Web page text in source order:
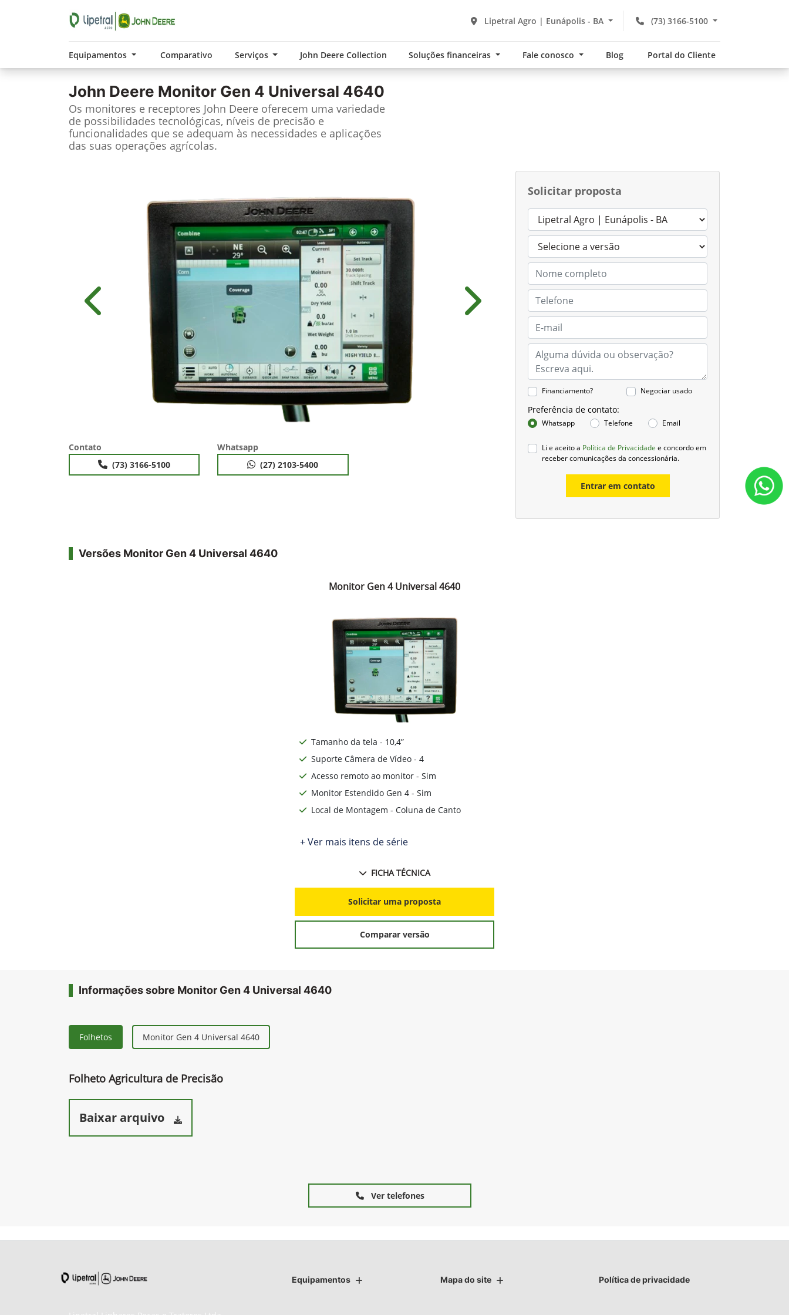
(73) 3166-5100
Lipetral Agro | Eunápolis - BA
Equipamentos Comparativo Serviços John Deere Collection Soluções financeiras Fale conosco Blog Portal do Cliente
John Deere Monitor Gen 4 Universal 4640
Os monitores e receptores John Deere oferecem uma variedade
de possibilidades tecnológicas, níveis de precisão e
funcionalidades que se adequam às necessidades e aplicações
das suas operações agrícolas.
Solicitar proposta
Financiamento? Negociar usado
Preferência de contato:
Whatsapp Telefone Email
Li e aceito a Política de Privacidade e concordo em
receber comunicações da concessionária.
Entrar em contato
Anterior Próximo
Contato
(73) 3166-5100
Whatsapp
(27) 2103-5400
Versões Monitor Gen 4 Universal 4640
Monitor Gen 4 Universal 4640
Tamanho da tela - 10,4”
Suporte Câmera de Vídeo - 4
Acesso remoto ao monitor - Sim
Monitor Estendido Gen 4 - Sim
Local de Montagem - Coluna de Canto
+ Ver mais itens de série
FICHA TÉCNICA
Solicitar uma proposta
Comparar versão
Informações sobre Monitor Gen 4 Universal 4640
Folhetos Monitor Gen 4 Universal 4640
Folheto Agricultura de Precisão
Baixar arquivo
Ver telefones
Equipamentos Mapa do site Política de privacidade